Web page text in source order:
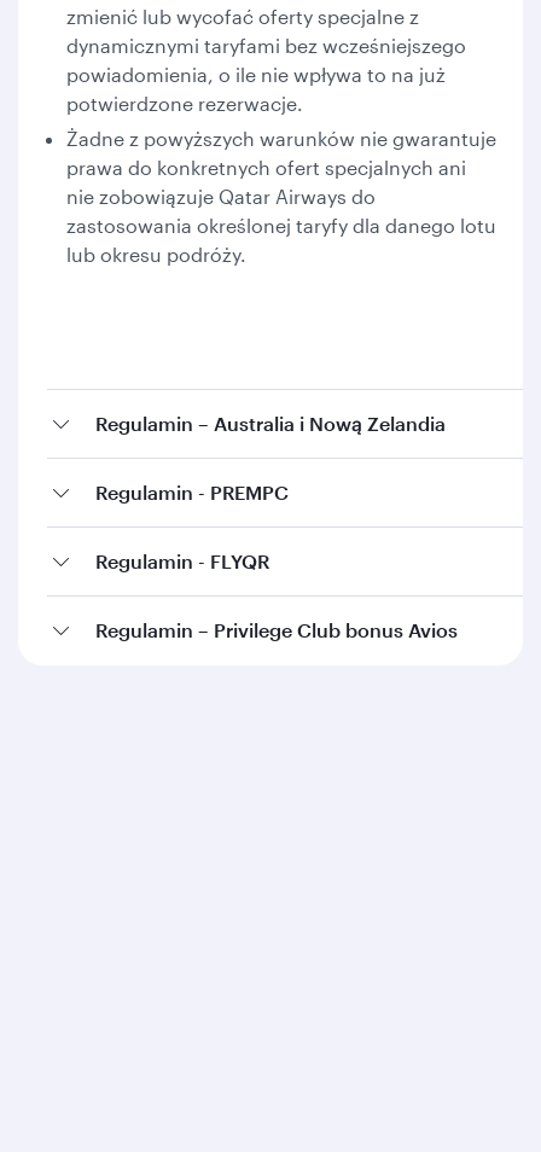
zmienić lub wycofać oferty specjalne z
dynamicznymi taryfami bez wcześniejszego
powiadomienia, o ile nie wpływa to na już
potwierdzone rezerwacje.
Żadne z powyższych warunków nie gwarantuje
prawa do konkretnych ofert specjalnych ani
nie zobowiązuje Qatar Airways do
zastosowania określonej taryfy dla danego lotu
lub okresu podróży.
Regulamin – Australia i Nową Zelandia
Regulamin - PREMPC
Regulamin - FLYQR
Regulamin – Privilege Club bonus Avios